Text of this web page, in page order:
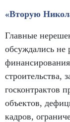
«Вторую
Главные
обсуждались не
строительства,
госконтрактов
объектов,
кадров,